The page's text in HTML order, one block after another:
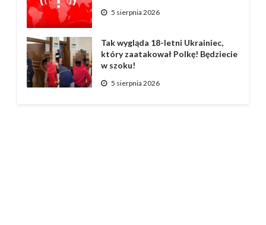
5 sierpnia 2026
Tak wygląda 18-letni Ukrainiec,
który zaatakował Polkę! Będziecie
w szoku!
5 sierpnia 2026